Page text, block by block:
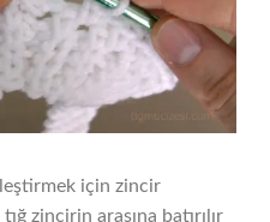
için zincir
zincirin arasına batırılır